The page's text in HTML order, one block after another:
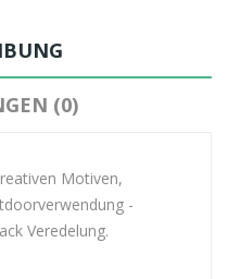
(0)
Motiven,
-
Veredelung.